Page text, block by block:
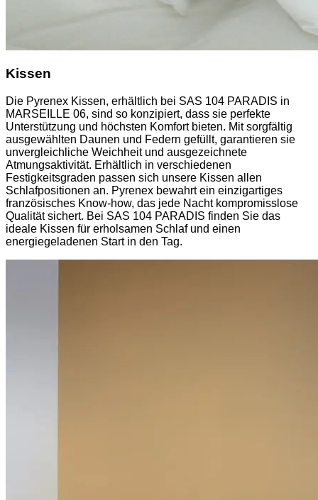
Kissen
Die Pyrenex Kissen, erhältlich bei SAS 104 PARADIS in
MARSEILLE 06, sind so konzipiert, dass sie perfekte
Unterstützung und höchsten Komfort bieten. Mit sorgfältig
ausgewählten Daunen und Federn gefüllt, garantieren sie
unvergleichliche Weichheit und ausgezeichnete
Atmungsaktivität. Erhältlich in verschiedenen
Festigkeitsgraden passen sich unsere Kissen allen
Schlafpositionen an. Pyrenex bewahrt ein einzigartiges
französisches Know-how, das jede Nacht kompromisslose
Qualität sichert. Bei SAS 104 PARADIS finden Sie das
ideale Kissen für erholsamen Schlaf und einen
energiegeladenen Start in den Tag.